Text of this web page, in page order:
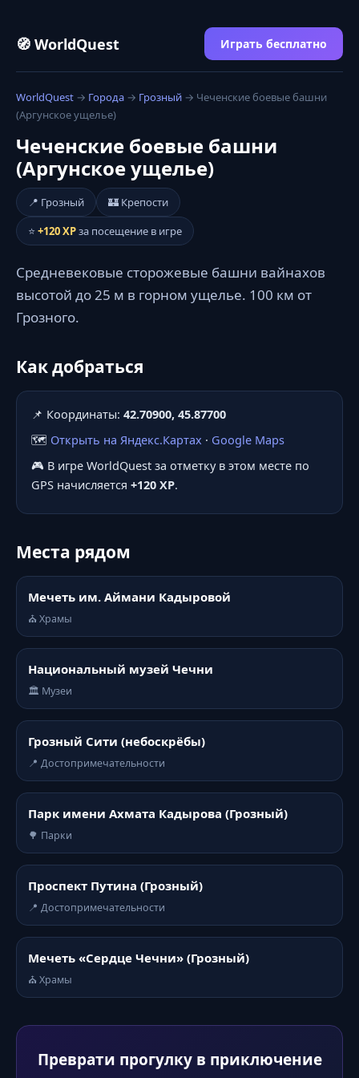
🧭 WorldQuest Играть бесплатно
WorldQuest → Города → Грозный → Чеченские боевые башни
(Аргунское ущелье)
Чеченские боевые башни
(Аргунское ущелье)
📍 Грозный
🏰 Крепости
⭐ +120 XPза посещение в игре
Средневековые сторожевые башни вайнахов
высотой до 25 м в горном ущелье. 100 км от
Грозного.
Как добраться
📌 Координаты: 42.70900, 45.87700
🗺️ Открыть на Яндекс.Картах · Google Maps
🎮 В игре WorldQuest за отметку в этом месте по
GPS начисляется +120 XP.
Места рядом
Мечеть им. Аймани Кадыровой
⛪ Храмы
Национальный музей Чечни
🏛️ Музеи
Грозный Сити (небоскрёбы)
📍 Достопримечательности
Парк имени Ахмата Кадырова (Грозный)
🌳 Парки
Проспект Путина (Грозный)
📍 Достопримечательности
Мечеть «Сердце Чечни» (Грозный)
⛪ Храмы
Преврати прогулку в приключение